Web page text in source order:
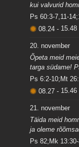
kui valvurid
Ps 60:3-7,11-
08.24- 15.48
20. november
Õpeta meid
targa südame!
Ps 6:2-10;Mt
08.27- 15.46
21. november
Täida meid
ja oleme
Ps 82;Mk